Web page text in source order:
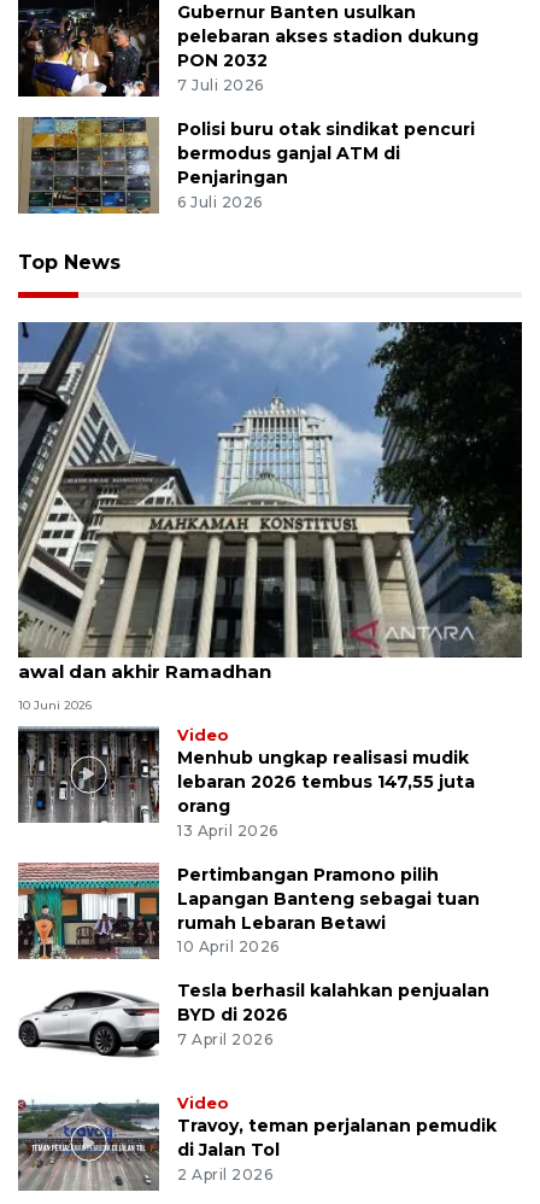
Gubernur Banten usulkan
pelebaran akses stadion dukung
PON 2032
7 Juli 2026
Polisi buru otak sindikat pencuri
bermodus ganjal ATM di
Penjaringan
6 Juli 2026
Top News
MK uji materi UU Peradilan Agama perihal isbat
awal dan akhir Ramadhan
10 Juni 2026
Video
Menhub ungkap realisasi mudik
lebaran 2026 tembus 147,55 juta
orang
13 April 2026
Pertimbangan Pramono pilih
Lapangan Banteng sebagai tuan
rumah Lebaran Betawi
10 April 2026
Tesla berhasil kalahkan penjualan
BYD di 2026
7 April 2026
Video
Travoy, teman perjalanan pemudik
di Jalan Tol
2 April 2026